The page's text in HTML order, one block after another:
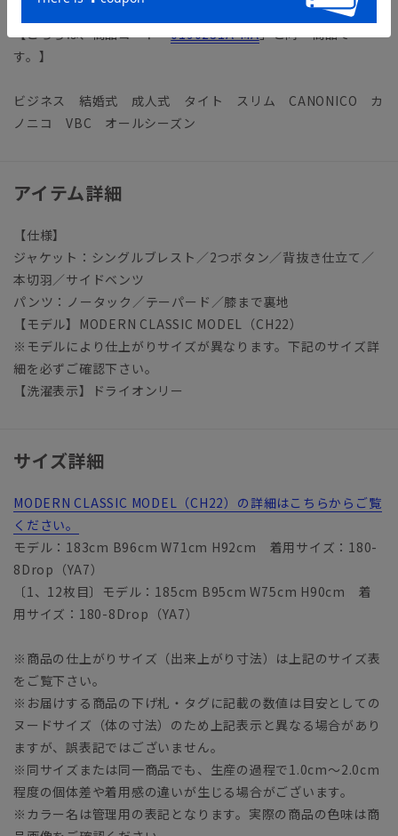
【こちらは、商品コード「0190231A-MA」と同一商品で
す。】
ビジネス 結婚式 成人式 タイト スリム CANONICO カ
ノニコ VBC オールシーズン
アイテム詳細
【仕様】
ジャケット：シングルブレスト／2つボタン／背抜き仕立て／
本切羽／サイドベンツ
パンツ：ノータック／テーパード／膝まで裏地
【モデル】MODERN CLASSIC MODEL（CH22）
※モデルにより仕上がりサイズが異なります。下記のサイズ詳
細を必ずご確認下さい。
【洗濯表示】ドライオンリー
サイズ詳細
MODERN CLASSIC MODEL（CH22）の詳細はこちらからご覧
ください。
モデル：183cm B96cm W71cm H92cm 着用サイズ：180-
8Drop（YA7）
〔1、12枚目〕モデル：185cm B95cm W75cm H90cm 着
用サイズ：180-8Drop（YA7）
※商品の仕上がりサイズ（出来上がり寸法）は上記のサイズ表
をご覧下さい。
※お届けする商品の下げ札・タグに記載の数値は目安としての
ヌードサイズ（体の寸法）のため上記表示と異なる場合があり
ますが、誤表記ではございません。
※同サイズまたは同一商品でも、生産の過程で1.0cm～2.0cm
程度の個体差や着用感の違いが生じる場合がございます。
※カラー名は管理用の表記となります。実際の商品の色味は商